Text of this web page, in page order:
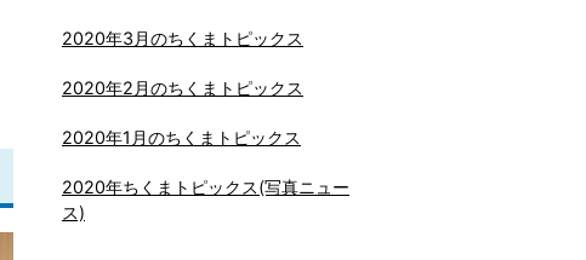
2020年3月のちくまトピックス
2020年2月のちくまトピックス
2020年1月のちくまトピックス
2020年ちくまトピックス(写真ニュー
ス)